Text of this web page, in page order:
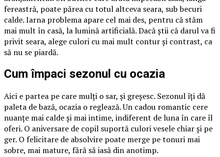
fereastră, poate părea cu totul altceva seara, sub becuri
calde. Iarna problema apare cel mai des, pentru că stăm
mai mult în casă, la lumină artificială. Dacă știi că darul va fi
privit seara, alege culori cu mai mult contur și contrast, ca
să nu se piardă.
Cum împaci sezonul cu ocazia
Aici e partea pe care mulți o sar, și greșesc. Sezonul îți dă
paleta de bază, ocazia o reglează. Un cadou romantic cere
nuanțe mai calde și mai intime, indiferent de luna în care îl
oferi. O aniversare de copil suportă culori vesele chiar și pe
ger. O felicitare de absolvire poate merge pe tonuri mai
sobre, mai mature, fără să iasă din anotimp.